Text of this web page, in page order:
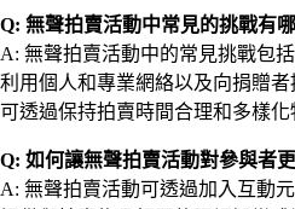
Q: 無聲拍賣活動中常見的挑戰有
A: 無聲拍賣活動中的常見挑戰包
利用個人和專業網絡以及向捐贈
可透過保持拍賣時間合理和多樣
Q: 如何讓無聲拍賣活動對參與者
A: 無聲拍賣活動可透過加入互動